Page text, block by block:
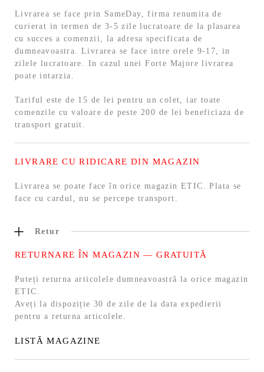
Livrarea se face prin SameDay, firma renumita de
curierat in termen de 3-5 zile lucratoare de la plasarea
cu succes a comenzii, la adresa specificata de
dumneavoastra. Livrarea se face intre orele 9-17, in
zilele lucratoare. In cazul unei Forte Majore livrarea
poate intarzia.
Tariful este de 15 de lei pentru un colet, iar toate
comenzile cu valoare de peste 200 de lei beneficiaza de
transport gratuit.
LIVRARE CU RIDICARE DIN MAGAZIN
Livrarea se poate face în orice magazin ETIC. Plata se
face cu cardul, nu se percepe transport.
Retur
RETURNARE ÎN MAGAZIN — GRATUITĂ
Puteți returna articolele dumneavoastră la orice magazin
ETIC.
Aveți la dispoziție 30 de zile de la data expedierii
pentru a returna articolele.
LISTĂ MAGAZINE